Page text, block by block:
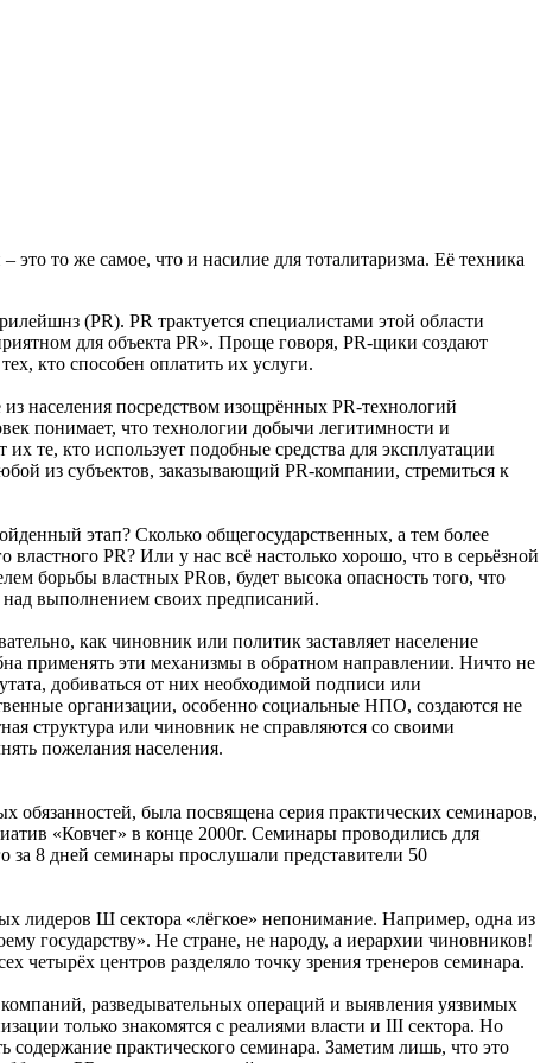
то же самое, что и насилие для тоталитаризма. Её техника
(PR). PR трактуется специалистами этой области
для объекта PR». Проще говоря, PR-щики создают
кто способен оплатить их услуги.
населения посредством изощрённых PR-технологий
понимает, что технологии добычи легитимности и
те, кто использует подобные средства для эксплуатации
из субъектов, заказывающий PR-компании, стремиться к
этап? Сколько общегосударственных, а тем более
PR? Или у нас всё настолько хорошо, что в серьёзной
борьбы властных PRов, будет высока опасность того, что
выполнением своих предписаний.
как чиновник или политик заставляет население
применять эти механизмы в обратном направлении. Ничто не
добиваться от них необходимой подписи или
организации, особенно социальные НПО, создаются не
структура или чиновник не справляются со своими
пожелания населения.
была посвящена серия практических семинаров,
«Ковчег» в конце 2000г. Семинары проводились для
8 дней семинары прослушали представители 50
лидеров Ш сектора «лёгкое» непонимание. Например, одна из
государству». Не стране, не народу, а иерархии чиновников!
четырёх центров разделяло точку зрения тренеров семинара.
разведывательных операций и выявления уязвимых
только знакомятся с реалиями власти и III сектора. Но
практического семинара. Заметим лишь, что это